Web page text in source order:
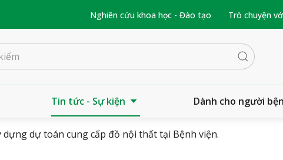
Nghiên cứu khoa học - Đào tạo Trò chuyện
Tin tức - Sự kiện Dành cho người
dựng dự toán cung cấp đồ nội thất tại Bệnh viện.